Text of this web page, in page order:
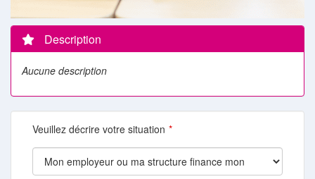
Description
Aucune description
Veuillez décrire votre situation